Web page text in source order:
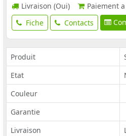
Livraison (Oui)
Paiement
Fiche
Contacts
Produit
Etat
Couleur
Garantie
Livraison